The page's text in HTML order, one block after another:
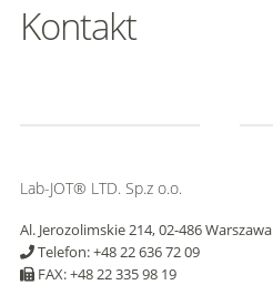
Kontakt
Lab-JOT® LTD. Sp.z o.o.
Al. Jerozolimskie 214, 02-486 Warszawa
Telefon: +48 22 636 72 09
FAX: +48 22 335 98 19